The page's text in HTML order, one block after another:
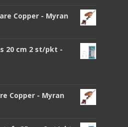
Copper - Myran
20 cm 2 st/pkt -
Copper - Myran